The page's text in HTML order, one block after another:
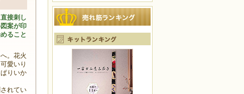
接刺し
案が印
ること
。花火
愛いり
りいか
れてい